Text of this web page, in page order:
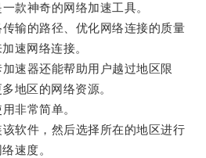
神奇的网络加速工具。
的路径、优化网络连接的质量
速网络连接。
器还能帮助用户越过地区限
地区的网络资源。
非常简单。
件，然后选择所在的地区进行
速度。